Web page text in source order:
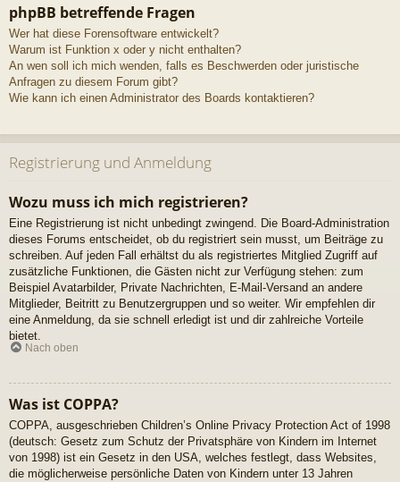
phpBB betreffende Fragen
Wer hat diese Forensoftware entwickelt?
Warum ist Funktion x oder y nicht enthalten?
An wen soll ich mich wenden, falls es Beschwerden oder juristische
Anfragen zu diesem Forum gibt?
Wie kann ich einen Administrator des Boards kontaktieren?
Registrierung und Anmeldung
Wozu muss ich mich registrieren?
Eine Registrierung ist nicht unbedingt zwingend. Die Board-Administration
dieses Forums entscheidet, ob du registriert sein musst, um Beiträge zu
schreiben. Auf jeden Fall erhältst du als registriertes Mitglied Zugriff auf
zusätzliche Funktionen, die Gästen nicht zur Verfügung stehen: zum
Beispiel Avatarbilder, Private Nachrichten, E-Mail-Versand an andere
Mitglieder, Beitritt zu Benutzergruppen und so weiter. Wir empfehlen dir
eine Anmeldung, da sie schnell erledigt ist und dir zahlreiche Vorteile
bietet.
Nach oben
Was ist COPPA?
COPPA, ausgeschrieben Children’s Online Privacy Protection Act of 1998
(deutsch: Gesetz zum Schutz der Privatsphäre von Kindern im Internet
von 1998) ist ein Gesetz in den USA, welches festlegt, dass Websites,
die möglicherweise persönliche Daten von Kindern unter 13 Jahren